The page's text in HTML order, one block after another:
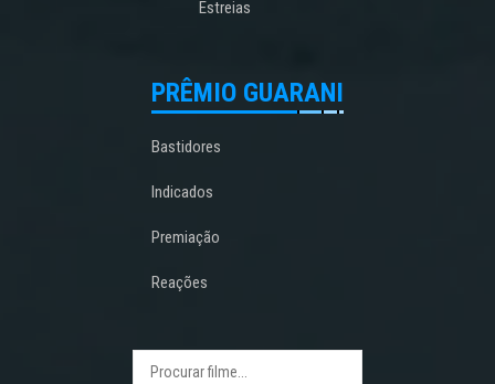
Estreias
PRÊMIO GUARANI
Bastidores
Indicados
Premiação
Reações